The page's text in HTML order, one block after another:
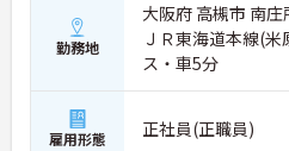
勤務地
大阪府 高槻市 南
ＪＲ東海道本線(
ス・車5分
雇用形態 正社員(正職員)